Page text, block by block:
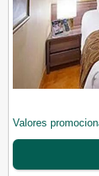
Valores